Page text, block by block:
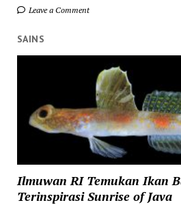
Leave a Comment
SAINS
Ilmuwan RI Temukan Ikan
Terinspirasi Sunrise of Java